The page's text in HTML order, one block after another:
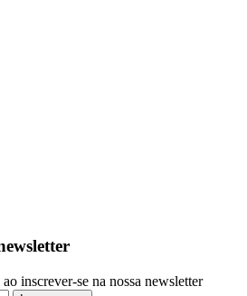
inscrever-se na nossa newsletter